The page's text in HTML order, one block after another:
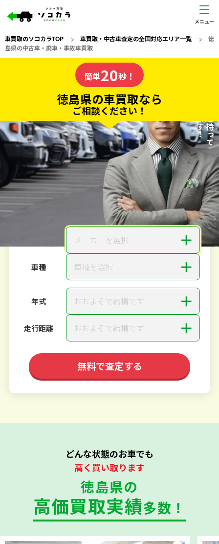
車買取のソコカラTOP > 車買取・中古車査定の全国対応エリア一覧> 徳
島県の中古車・廃車・事故車買取
の車買取なら
ソコカラの
電話か出張か、高い方の査定を提案。
だから高価買取!
私たちが責任を持って
査定いたします！
簡単20秒！
徳島県の車買取なら
ご相談ください！
20秒で入力完了！
無料で カンタンWeb査定
ご依頼いただいたお車を丁寧に査定いたします
メーカーを選択 ＋
車種 車種を選択 ＋
年式 おおよそで結構です ＋
走行距離 おおよそで結構です ＋
無料で査定する
どんな状態のお車でも
高く買い取ります
徳島県の
高価買取実績多数！